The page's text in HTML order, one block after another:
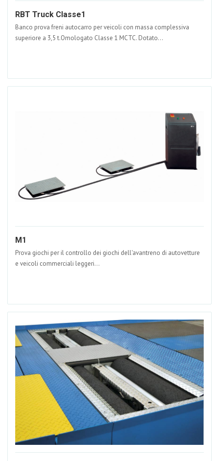
RBT Truck Classe1
Banco prova freni autocarro per veicoli con massa complessiva
superiore a 3,5 t.Omologato Classe 1 MCTC. Dotato...
M1
Prova giochi per il controllo dei giochi dell'avantreno di autovetture
e veicoli commerciali leggeri...